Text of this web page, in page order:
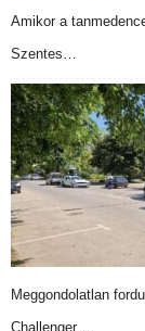
Amikor a
Szentes…
Meggondolatlan
Challenger …